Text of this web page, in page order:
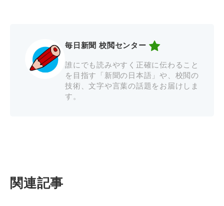
毎日新聞 校閲センター
誰にでも読みやすく正確に伝わること
を目指す「新聞の日本語」や、校閲の
技術、文字や言葉の話題をお届けしま
す。
関連記事